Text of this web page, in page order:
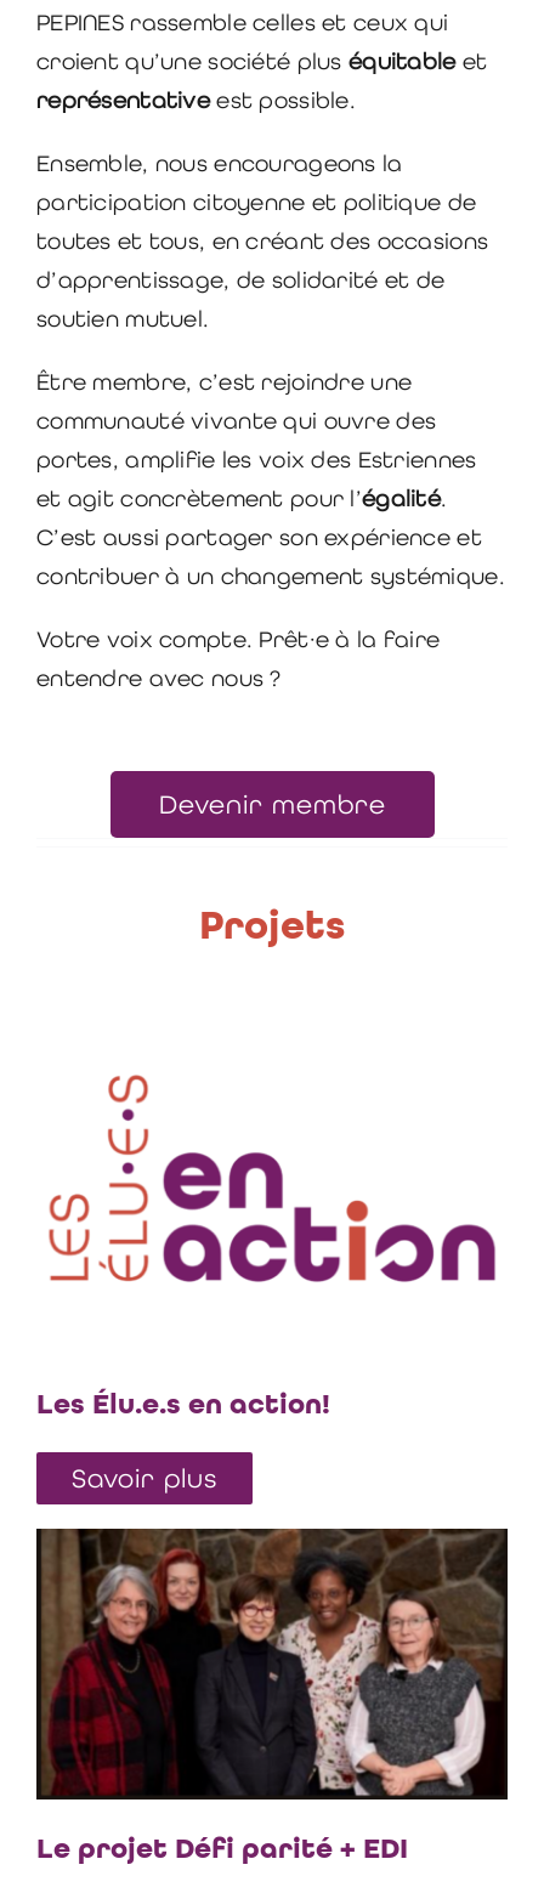
PEPINES rassemble celles et ceux qui
croient qu’une société plus équitable et
représentative est possible.
Ensemble, nous encourageons la
participation citoyenne et politique de
toutes et tous, en créant des occasions
d’apprentissage, de solidarité et de
soutien mutuel.
Être membre, c’est rejoindre une
communauté vivante qui ouvre des
portes, amplifie les voix des Estriennes
et agit concrètement pour l’égalité.
C’est aussi partager son expérience et
contribuer à un changement systémique.
Votre voix compte. Prêt·e à la faire
entendre avec nous ?
Devenir membre
Projets
Les Élu.e.s en action!
Savoir plus
Le projet Défi parité + EDI